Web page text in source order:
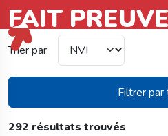
FAIT PREUVE
Holstein zwart- en
Trier par
Filtrer par
292 résultats trouvés